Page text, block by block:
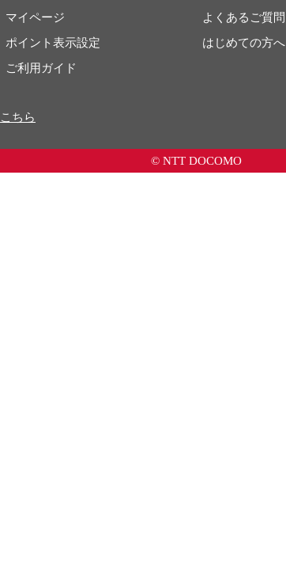
マイページ
ポイント表示設定
ご利用ガイド
よくあるご質問
はじめての方へ
こちら
© NTT DOCOMO